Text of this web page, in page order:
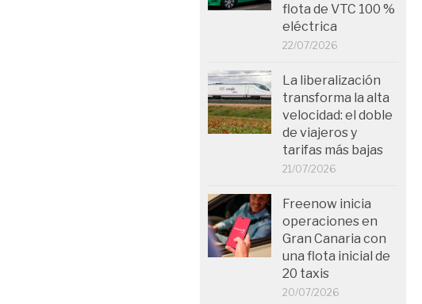
flota de VTC 100 %
eléctrica
22/07/2026
La liberalización
transforma la alta
velocidad: el doble
de viajeros y
tarifas más bajas
21/07/2026
Freenow inicia
operaciones en
Gran Canaria con
una flota inicial de
20 taxis
20/07/2026